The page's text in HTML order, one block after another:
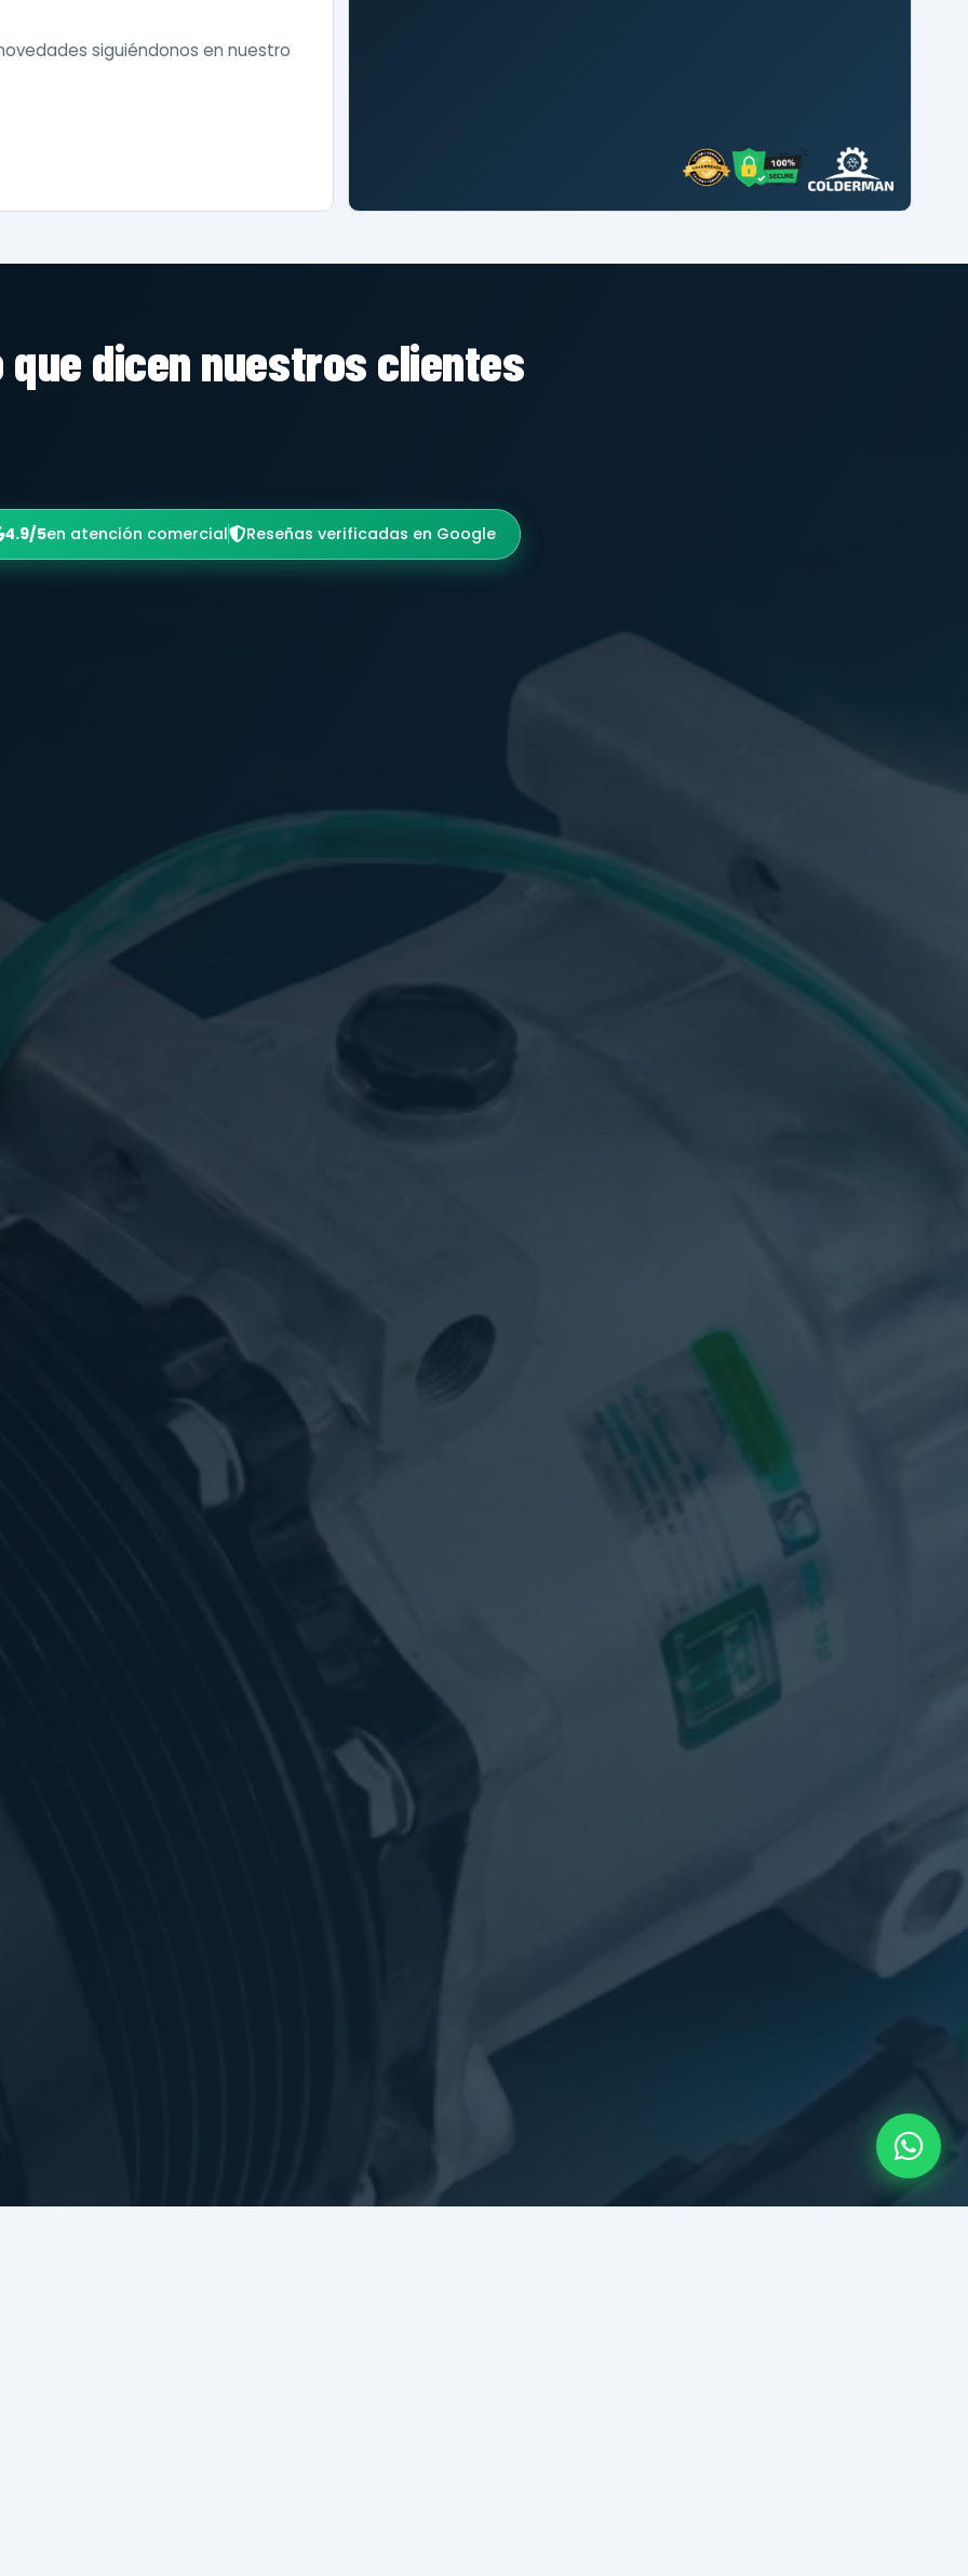
siguiéndonos en nuestro
que dicen nuestros clientes
4.9/5en atención comercial Reseñas verificadas en Google